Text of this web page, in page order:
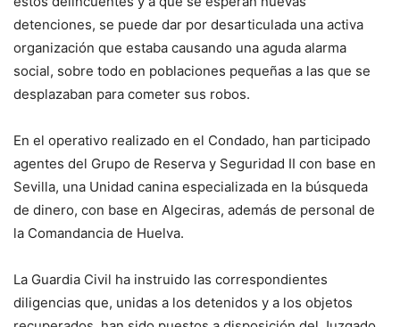
detenciones, se puede dar por desarticulada una activa
organización que estaba causando una aguda alarma
social, sobre todo en poblaciones pequeñas a las que se
desplazaban para cometer sus robos.
En el operativo realizado en el Condado, han participado
agentes del Grupo de Reserva y Seguridad II con base en
Sevilla, una Unidad canina especializada en la búsqueda
de dinero, con base en Algeciras, además de personal de
la Comandancia de Huelva.
La Guardia Civil ha instruido las correspondientes
diligencias que, unidas a los detenidos y a los objetos